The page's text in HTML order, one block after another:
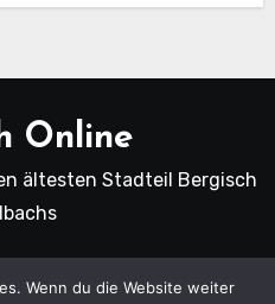
Online
ältesten Stadteil Bergisch
Wenn du die Website weiter